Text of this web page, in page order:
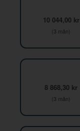
10 044,00 kr
(3 mån)
8 868,30 kr
(3 mån)